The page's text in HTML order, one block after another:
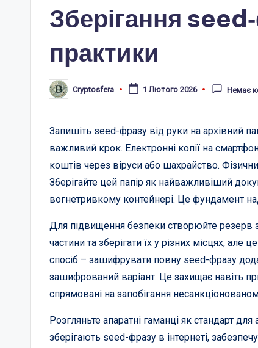
.uЗберігання
практики
Опубліковано
Cryptosfera 1 Лютого 2026 Немає
Запишіть seed-фразу від руки на архівний
важливий крок. Електронні копії на
коштів через віруси або шахрайство.
Зберігайте цей папір як найважливіший
вогнетривкому контейнері. Це фундамент
Для підвищення безпеки створюйте резерв
частини та зберігати їх у різних місцях,
спосіб – зашифрувати повну seed-фразу
зашифрований варіант. Це захищає навіть
спрямовані на запобігання
Розгляньте апаратні гаманці як стандарт
зберігають seed-фразу в інтернеті,